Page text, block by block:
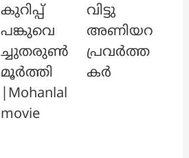
കുറിപ്പ്
പങ്കുവെ
ച്ചുതരുൺ
മൂർത്തി
|Mohanlal
movie
വിട്ടു
അണിയറ
പ്രവർത്ത
കർ